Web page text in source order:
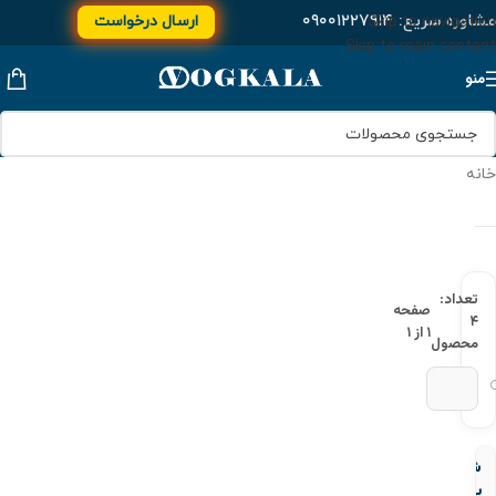
Skip to navigation
Skip to main content
مشاوره سریع:۰۹۰۰۱۲۲۷۹۱۴ ارسال درخواست
منو
خانه
تعداد:
۴
محصول
صفحه
۱ از ۱
شیر